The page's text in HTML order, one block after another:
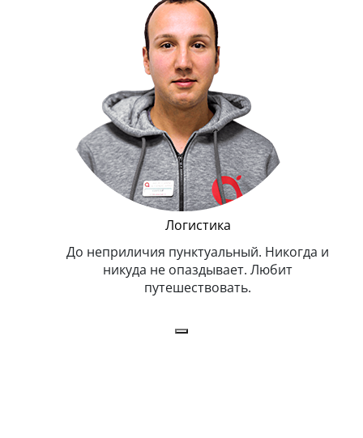
Логистика
До неприличия пунктуальный. Никогда и
никуда не опаздывает. Любит
путешествовать.